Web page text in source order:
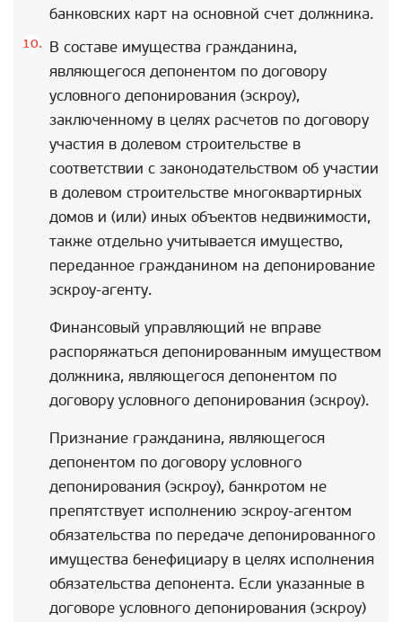
банковских карт на основной счет должника.
В составе имущества гражданина,
являющегося депонентом по договору
условного депонирования (эскроу),
заключенному в целях расчетов по договору
участия в долевом строительстве в
соответствии с законодательством об участии
в долевом строительстве многоквартирных
домов и (или) иных объектов недвижимости,
также отдельно учитывается имущество,
переданное гражданином на депонирование
эскроу-агенту.
Финансовый управляющий не вправе
распоряжаться депонированным имуществом
должника, являющегося депонентом по
договору условного депонирования (эскроу).
Признание гражданина, являющегося
депонентом по договору условного
депонирования (эскроу), банкротом не
препятствует исполнению эскроу-агентом
обязательства по передаче депонированного
имущества бенефициару в целях исполнения
обязательства депонента. Если указанные в
договоре условного депонирования (эскроу)